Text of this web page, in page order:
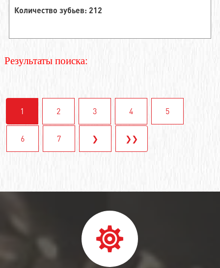
Количество зубьев: 212
Результаты поиска:
1 2 3 4 5
6 7 ❯ ❯❯